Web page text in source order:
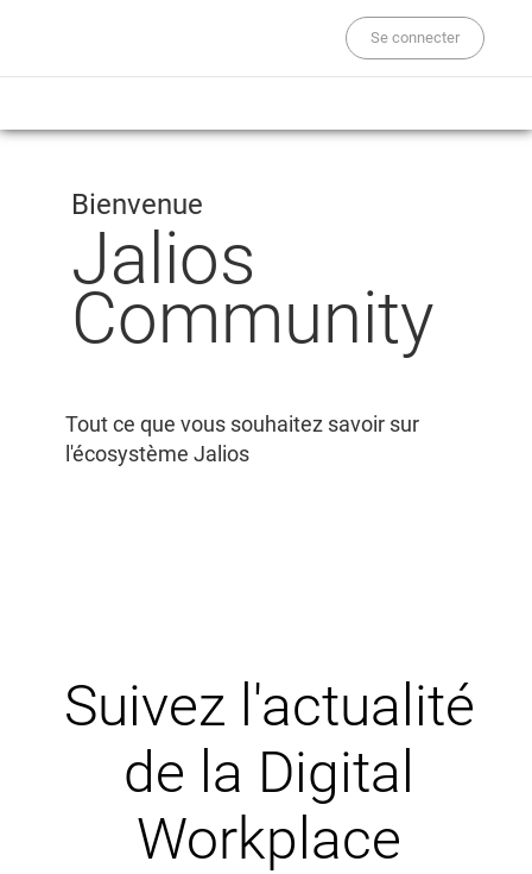
Se connecter
Bienvenue
Jalios
Community
Tout ce que vous souhaitez savoir sur
l'écosystème Jalios
Suivez l'actualité
de la Digital
Workplace